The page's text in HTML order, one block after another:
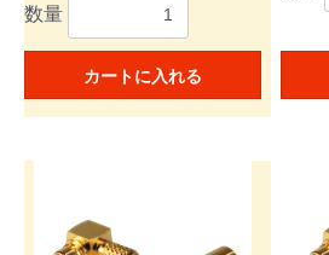
数量
カートに入れる